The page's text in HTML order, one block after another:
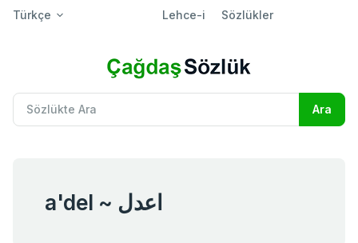
Türkçe Lehce-i Sözlükler
a'del ~ اعدل